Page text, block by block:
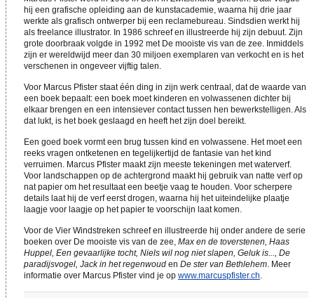
hij een grafische opleiding aan de kunstacademie, waarna hij drie jaar
werkte als grafisch ontwerper bij een reclamebureau. Sindsdien werkt hij
als freelance illustrator. In 1986 schreef en illustreerde hij zijn debuut. Zijn
grote doorbraak volgde in 1992 met De mooiste vis van de zee. Inmiddels
zijn er wereldwijd meer dan 30 miljoen exemplaren van verkocht en is het
verschenen in ongeveer vijftig talen.
Voor Marcus Pfister staat één ding in zijn werk centraal, dat de waarde van
een boek bepaalt: een boek moet kinderen en volwassenen dichter bij
elkaar brengen en een intensiever contact tussen hen bewerkstelligen. Als
dat lukt, is het boek geslaagd en heeft het zijn doel bereikt.
Een goed boek vormt een brug tussen kind en volwassene. Het moet een
reeks vragen ontketenen en tegelijkertijd de fantasie van het kind
verruimen. Marcus Pfister maakt zijn meeste tekeningen met waterverf.
Voor landschappen op de achtergrond maakt hij gebruik van natte verf op
nat papier om het resultaat een beetje vaag te houden. Voor scherpere
details laat hij de verf eerst drogen, waarna hij het uiteindelijke plaatje
laagje voor laagje op het papier te voorschijn laat komen.
Voor de Vier Windstreken schreef en illustreerde hij onder andere de serie
boeken over De mooiste vis van de zee, Max en de toverstenen, Haas
Huppel, Een gevaarlijke tocht, Niels wil nog niet slapen, Geluk is..., De
paradijsvogel, Jack in het regenwoud en De ster van Bethlehem. Meer
informatie over Marcus Pfister vind je op www.marcuspfister.ch.